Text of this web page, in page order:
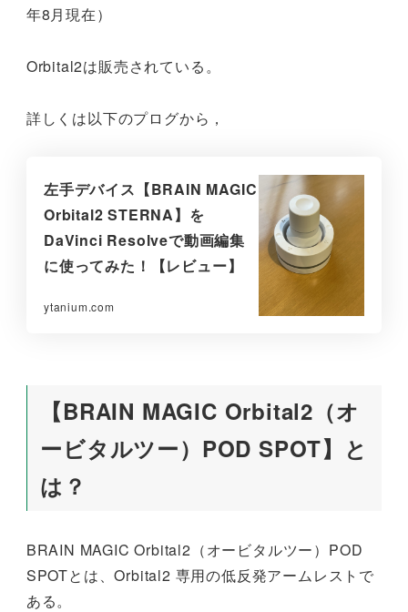
年8月現在）
Orbital2は販売されている。
詳しくは以下のプログから，
左手デバイス【BRAIN MAGIC
Orbital2 STERNA】を
DaVinci Resolveで動画編集
に使ってみた！【レビュー】
ytanium.com
【BRAIN MAGIC Orbital2（オ
ービタルツー）POD SPOT】と
は？
BRAIN MAGIC Orbital2（オービタルツー）POD
SPOTとは、Orbital2 専用の低反発アームレストで
ある。